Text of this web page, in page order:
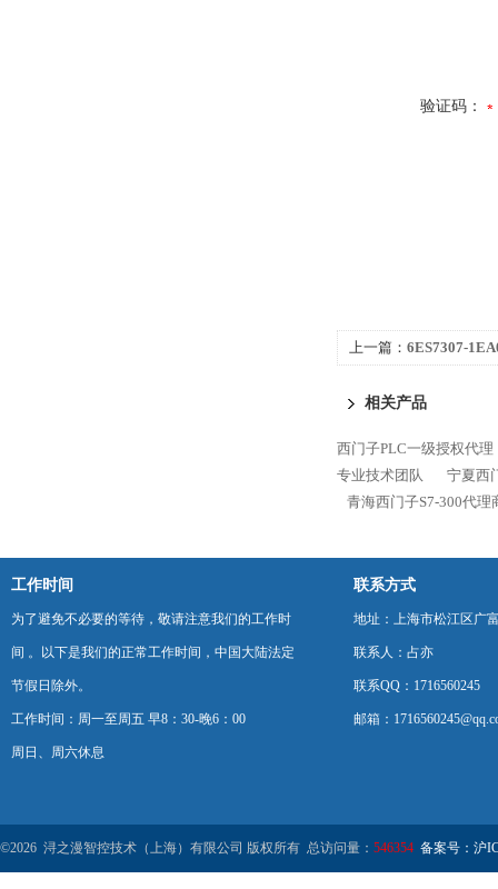
验证码：
上一篇： 6ES7307-
相关产品
西门子PLC一级授权代理
专业技术团队
宁夏西
青海西门子S7-300代理
工作时间
为了避免不必要的等待，敬请注意我们的工作时
间 。以下是我们的正常工作时间，中国大陆法定
节假日除外。
工作时间：周一至周五 早8：30-晚6：00
周日、周六休息
联系方式
地址：上海市松江区广
联系人：占亦
联系QQ：1716560245
邮箱：
©2026 浔之漫智控技术（上海）有限公司 版权所有 总访问量： 546354 备案号：沪